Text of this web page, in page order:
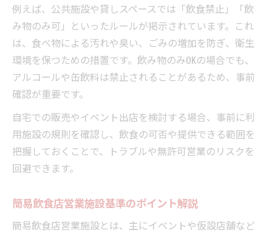
例えば、公共施設や貸しスペースでは「飲食禁止」「飲
み物のみ可」といったルールが掲示されています。これ
は、食べ物による汚れや臭い、ごみの増加を防ぎ、衛生
環境を保つための措置です。飲み物のみOKの場合でも、
アルコールや缶飲料は禁止されることがあるため、事前
確認が重要です。
自宅での販売やイベント出店を検討する場合、事前に利
用施設の規則を確認し、飲食の可否や提供できる範囲を
把握しておくことで、トラブルや無許可営業のリスクを
回避できます。
簡易飲食店営業施設基準のポイント解説
簡易飲食店営業施設とは、主にイベントや仮設店舗など